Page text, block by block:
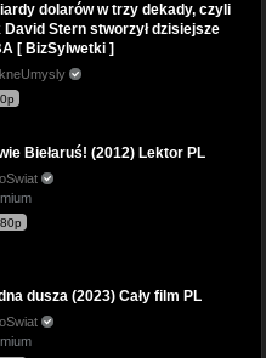
dolarów w trzy dekady, czyli
David Stern stworzył dzisiejsze
[ BizSylwetki ]
Biełaruś! (2012) Lektor PL
dusza (2023) Cały film PL